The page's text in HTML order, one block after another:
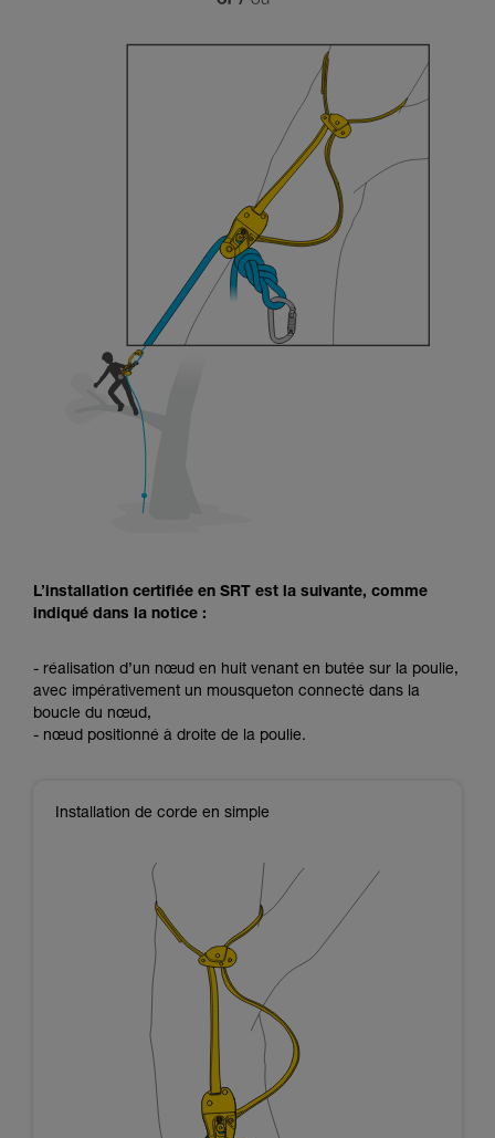
L’installation certifiée en SRT est la suivante, comme
indiqué dans la notice :
- réalisation d’un nœud en huit venant en butée sur la poulie,
avec impérativement un mousqueton connecté dans la
boucle du nœud,
- nœud positionné à droite de la poulie.
Installation de corde en simple